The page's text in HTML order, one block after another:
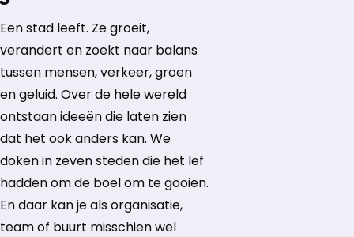
Een stad leeft. Ze groeit,
verandert en zoekt naar balans
tussen mensen, verkeer, groen
en geluid. Over de hele wereld
ontstaan ideeën die laten zien
dat het ook anders kan. We
doken in zeven steden die het lef
hadden om de boel om te gooien.
En daar kan je als organisatie,
team of buurt misschien wel